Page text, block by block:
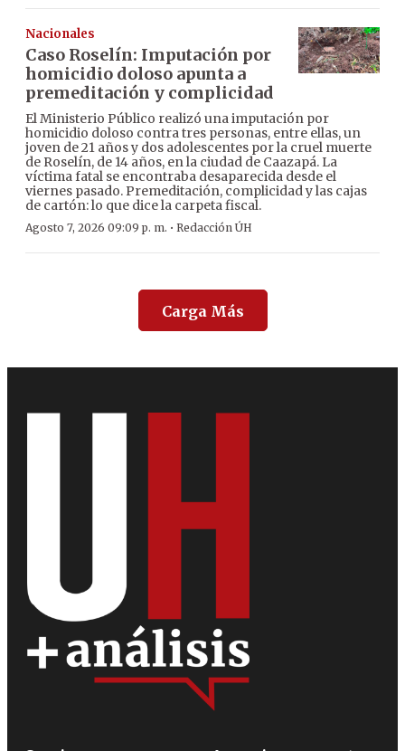
Nacionales
Caso Roselín: Imputación por
homicidio doloso apunta a
premeditación y complicidad
El Ministerio Público realizó una imputación por
homicidio doloso contra tres personas, entre ellas, un
joven de 21 años y dos adolescentes por la cruel muerte
de Roselín, de 14 años, en la ciudad de Caazapá. La
víctima fatal se encontraba desaparecida desde el
viernes pasado. Premeditación, complicidad y las cajas
de cartón: lo que dice la carpeta fiscal.
Agosto 7, 2026 09:09 p. m. · Redacción ÚH
Carga Más